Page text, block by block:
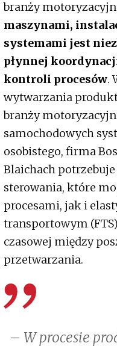
branży
maszynami,
systemami jest
płynnej
kontroli procesów.
wytwarzania
branży
samochodowych
osobistego, firma
Blaichach
sterowania, które
procesami, jak i
transportowym
czasowej między
przetwarzania.
– W procesie